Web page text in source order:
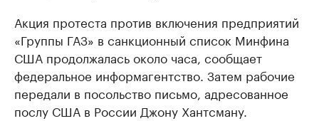
Акция протеста против включения предприятий
«Группы ГАЗ» в санкционный список Минфина
США продолжалась около часа, сообщает
федеральное информагентство. Затем рабочие
передали в посольство письмо, адресованное
послу США в России Джону Хантсману.